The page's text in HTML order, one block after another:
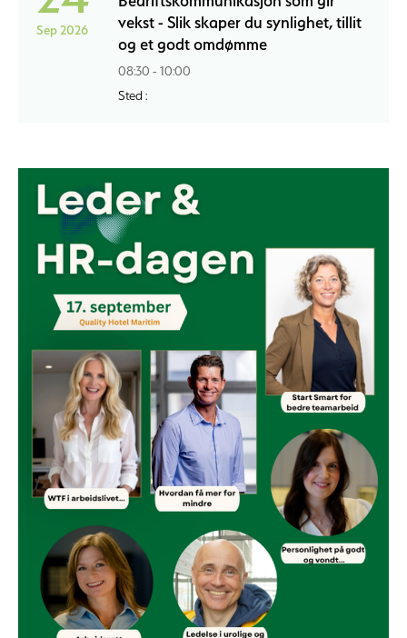
Sep 2026
vekst - Slik skaper du synlighet, tillit
og et godt omdømme
08:30 - 10:00
Sted :